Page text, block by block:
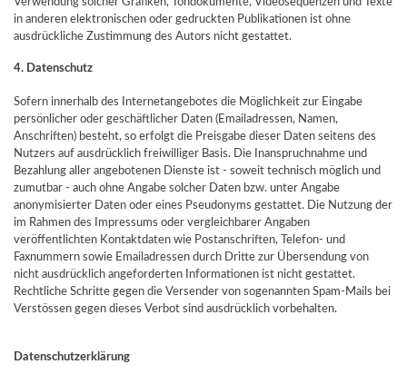
Verwendung solcher Grafiken, Tondokumente, Videosequenzen und Texte
in anderen elektronischen oder gedruckten Publikationen ist ohne
ausdrückliche Zustimmung des Autors nicht gestattet.
4. Datenschutz
Sofern innerhalb des Internetangebotes die Möglichkeit zur Eingabe
persönlicher oder geschäftlicher Daten (Emailadressen, Namen,
Anschriften) besteht, so erfolgt die Preisgabe dieser Daten seitens des
Nutzers auf ausdrücklich freiwilliger Basis. Die Inanspruchnahme und
Bezahlung aller angebotenen Dienste ist - soweit technisch möglich und
zumutbar - auch ohne Angabe solcher Daten bzw. unter Angabe
anonymisierter Daten oder eines Pseudonyms gestattet. Die Nutzung der
im Rahmen des Impressums oder vergleichbarer Angaben
veröffentlichten Kontaktdaten wie Postanschriften, Telefon- und
Faxnummern sowie Emailadressen durch Dritte zur Übersendung von
nicht ausdrücklich angeforderten Informationen ist nicht gestattet.
Rechtliche Schritte gegen die Versender von sogenannten Spam-Mails bei
Verstössen gegen dieses Verbot sind ausdrücklich vorbehalten.
Datenschutzerklärung